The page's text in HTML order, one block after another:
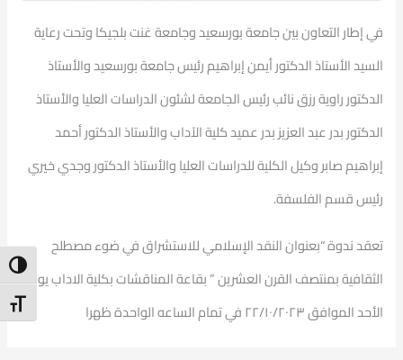
في إطار التعاون بين جامعة بورسعيد وجامعة غنت بلجيكا وتحت رعاية
السيد الأستاذ الدكتور أيمن إبراهيم رئيس جامعة بورسعيد والأستاذ
الدكتور راوية رزق نائب رئيس الجامعة لشئون الدراسات العليا والأستاذ
الدكتور بدر عبد العزيز بدر عميد كلية الآداب والأستاذ الدكتور أحمد
إبراهيم صابر وكيل الكلية للدراسات العليا والأستاذ الدكتور وجدي خيري
رئيس قسم الفلسفة.
تعقد ندوة “بعنوان النقد الإسلامي للاستشراق في ضوء مصطلح
الثقافية بمنتصف القرن العشرين ” بقاعة المناقشات بكلية الاداب يوم
الأحد الموافق ٢٢/١٠/٢٠٢٣ في تمام الساعه الواحدة ظهرا